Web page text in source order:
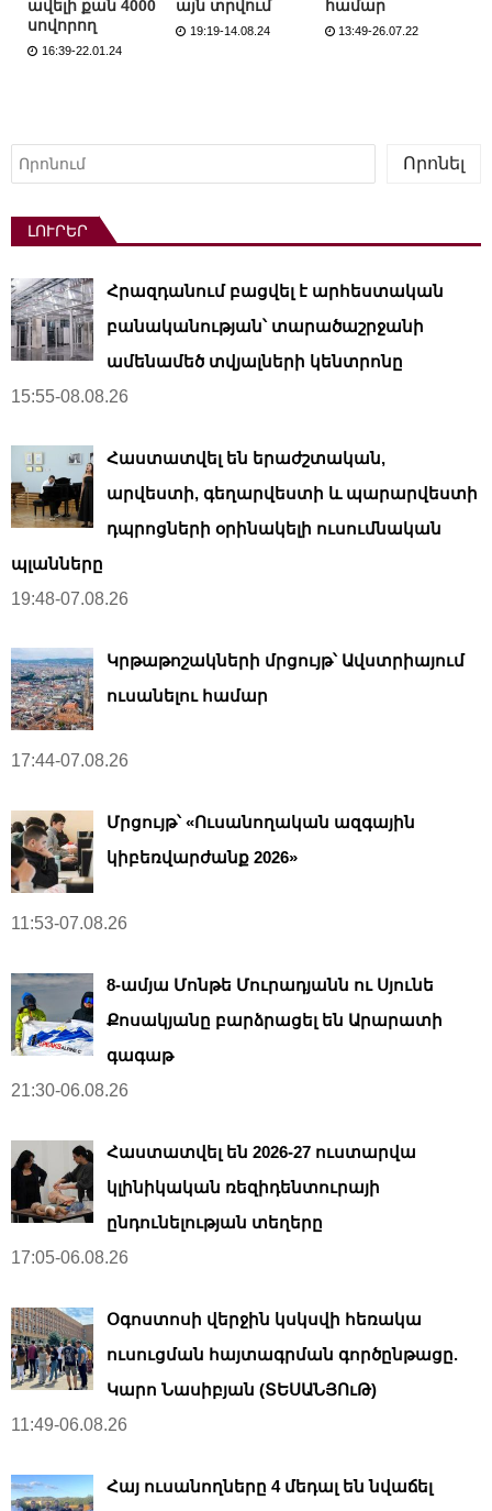
ավելի քան 4000
սովորող
16:39-22.01.24
այն տրվում
19:19-14.08.24
համար
13:49-26.07.22
Որոնել
Որոնել
ԼՈՒՐԵՐ
Հրազդանում բացվել է արհեստական ​​
բանականության՝ տարածաշրջանի
ամենամեծ տվյալների կենտրոնը
15:55-08.08.26
Հաստատվել են երաժշտական,
արվեստի, գեղարվեստի և պարարվեստի
դպրոցների օրինակելի ուսումնական
պլանները
19:48-07.08.26
Կրթաթոշակների մրցույթ՝ Ավստրիայում
ուսանելու համար
17:44-07.08.26
Մրցույթ՝ «Ուսանողական ազգային
կիբեռվարժանք 2026»
11:53-07.08.26
8-ամյա Մոնթե Մուրադյանն ու Սյունե
Քոսակյանը բարձրացել են Արարատի
գագաթ
21:30-06.08.26
Հաստատվել են 2026-27 ուստարվա
կլինիկական ռեզիդենտուրայի
ընդունելության տեղերը
17:05-06.08.26
Օգոստոսի վերջին կսկսվի հեռակա
ուսուցման հայտագրման գործընթացը.
Կարո Նասիբյան (ՏԵՍԱՆՅՈւԹ)
11:49-06.08.26
Հայ ուսանողները 4 մեդալ են նվաճել